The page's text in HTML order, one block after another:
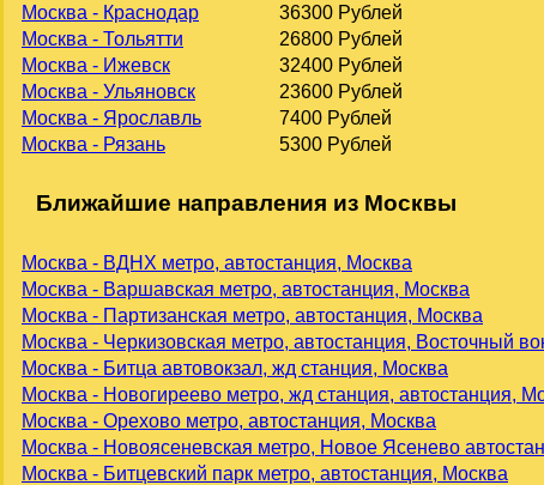
Москва - Краснодар
36300 Рублей
Москва - Тольятти
26800 Рублей
Москва - Ижевск
32400 Рублей
Москва - Ульяновск
23600 Рублей
Москва - Ярославль
7400 Рублей
Москва - Рязань
5300 Рублей
Ближайшие направления из Москвы
Москва - ВДНХ метро, автостанция, Москва
Москва - Варшавская метро, автостанция, Москва
Москва - Партизанская метро, автостанция, Москва
Москва - Черкизовская метро, автостанция, Восточный
Москва - Битца автовокзал, жд станция, Москва
Москва - Новогиреево метро, жд станция, автостанция,
Москва - Орехово метро, автостанция, Москва
Москва - Новоясеневская метро, Новое Ясенево
Москва - Битцевский парк метро, автостанция, Москва